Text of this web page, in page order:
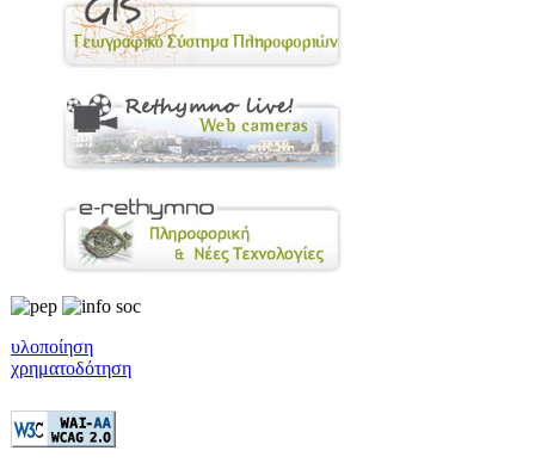
υλοποίηση
χρηματοδότηση